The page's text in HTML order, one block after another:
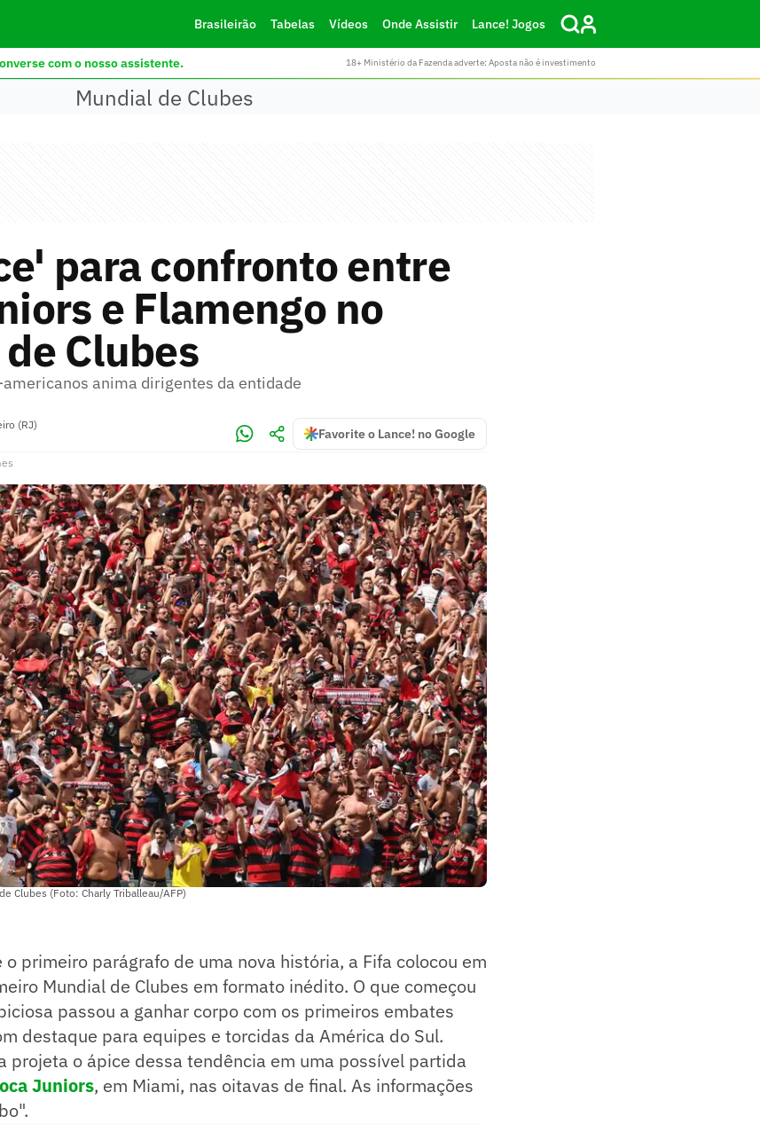
Brasileirão Tabelas Vídeos Onde Assistir Lance! Jogos
com o nosso assistente. 18+ Ministério da Fazenda adverte: Aposta não é investimento
Mundial de Clubes
para confronto entre
e Flamengo no
Clubes
anima dirigentes da entidade
(RJ)
Favorite o Lance! no Google
Clubes (Foto: Charly Triballeau/AFP)
o primeiro parágrafo de uma nova história, a Fifa colocou em
Mundial de Clubes em formato inédito. O que começou
passou a ganhar corpo com os primeiros embates
destaque para equipes e torcidas da América do Sul.
projeta o ápice dessa tendência em uma possível partida
Juniors, em Miami, nas oitavas de final. As informações